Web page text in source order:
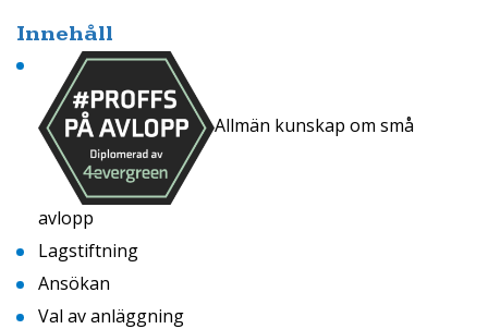
Innehåll
Allmän kunskap om små
avlopp
Lagstiftning
Ansökan
Val av anläggning